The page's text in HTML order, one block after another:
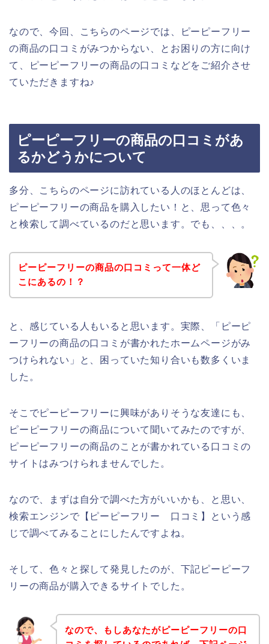
なので、今回、こちらのページでは、ピーピーフリー
の商品の口コミがみつからない、とお困りの方に向け
て、ピーピーフリーの商品の口コミなどをご紹介させ
ていただきますね♪
ピーピーフリーの商品の口コミがあ
るかどうかについて
多分、こちらのページに訪れている人のほとんどは、
ピーピーフリーの商品を購入したい！と、思って色々
と検索して調べているのだと思います。でも、、、。
ピーピーフリーの商品の口コミって一体ど
こにあるの！？
と、感じている人もいると思います。実際、「ピーピ
ーフリーの商品の口コミが書かれたホームページがみ
つけられない」と、困っていた知り合いも数多くいま
した。
そこでピーピーフリーに興味がありそうな友達にも、
ピーピーフリーの商品について聞いてみたのですが、
ピーピーフリーの商品のことが書かれている口コミの
サイトはみつけられませんでした。
なので、まずは自分で調べた方がいいかも、と思い、
検索エンジンで【ピーピーフリー 口コミ】という感
じで調べてみることにしたんですよね。
そして、色々と探して発見したのが、下記ピーピーフ
リーの商品が購入できるサイトでした。
なので、もしあなたがピーピーフリーの口